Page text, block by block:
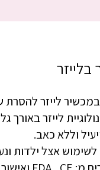
לייזר
לייזר באורך גל של 810
וללא כאב.
אצל ילדות